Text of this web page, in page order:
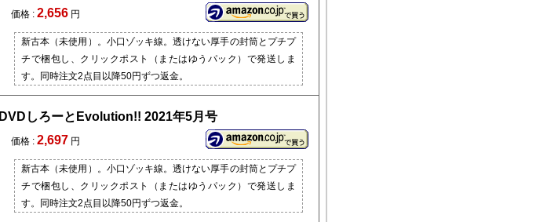
価格 : 2,656 円
新古本（未使用）。小口ゾッキ線。透けない厚手の封筒とプチプ
チで梱包し、クリックポスト（またはゆうパック）で発送しま
す。同時注文2点目以降50円ずつ返金。
DVDしろーとEvolution!! 2021年5月号
価格 : 2,697 円
新古本（未使用）。小口ゾッキ線。透けない厚手の封筒とプチプ
チで梱包し、クリックポスト（またはゆうパック）で発送しま
す。同時注文2点目以降50円ずつ返金。